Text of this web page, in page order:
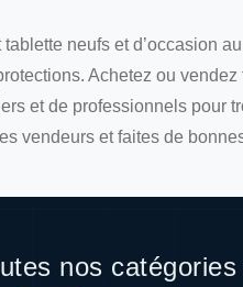
neufs et d’occasion
Achetez ou
et de professionnels pour
vendeurs et faites de
nos catégories